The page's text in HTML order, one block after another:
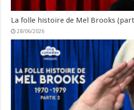
La folle histoire de Mel Brooks
28/06/2026